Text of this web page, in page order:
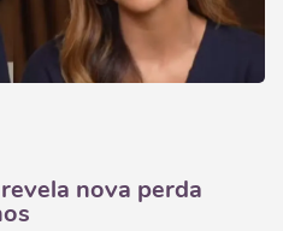
nova perda